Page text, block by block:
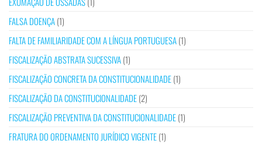
FALSA DOENÇA(1)
FALTA DE FAMILIARIDADE COM A LÍNGUA PORTUGUESA(1)
FISCALIZAÇÃO ABSTRATA SUCESSIVA(1)
FISCALIZAÇÃO CONCRETA DA CONSTITUCIONALIDADE(1)
FISCALIZAÇÃO DA CONSTITUCIONALIDADE(2)
FISCALIZAÇÃO PREVENTIVA DA CONSTITUCIONALIDADE(1)
FRATURA DO ORDENAMENTO JURÍDICO VIGENTE(1)